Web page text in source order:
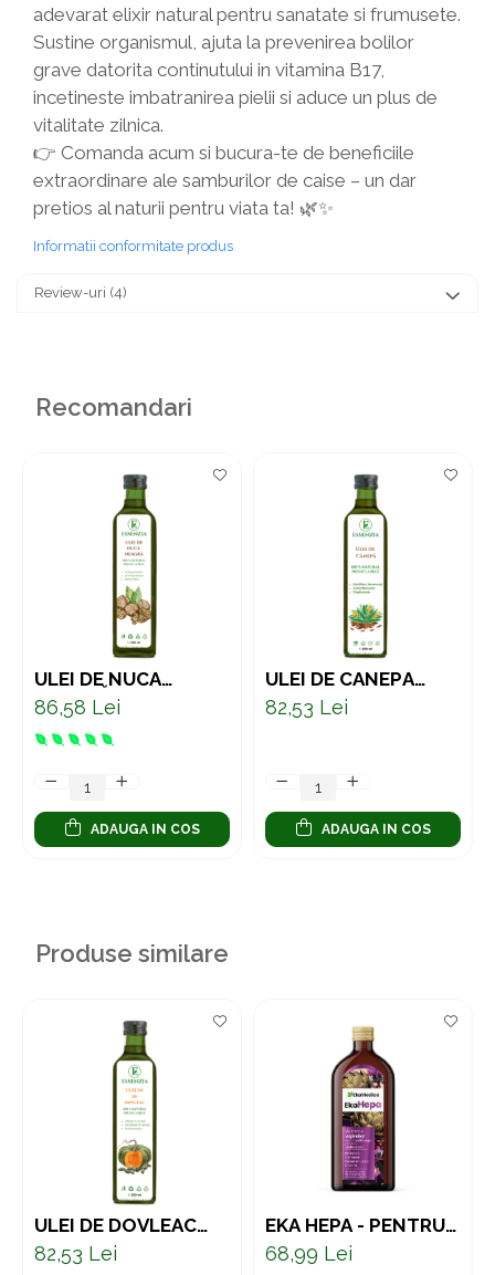
adevarat elixir natural pentru sanatate si frumusete.
Sustine organismul, ajuta la prevenirea bolilor
grave datorita continutului in vitamina B17,
incetineste imbatranirea pielii si aduce un plus de
vitalitate zilnica.
👉 Comanda acum si bucura-te de beneficiile
extraordinare ale samburilor de caise – un dar
pretios al naturii pentru viata ta! 🌿✨
Informatii conformitate produs
Review-uri (4)
Recomandari
ULEI DE NUCĂ
NEAGRĂ PRESAT LA
RECE – SUPORT
NATURAL PENTRU
DIGESTIE 250 ML
86,58 Lei
ADAUGA IN COS
ULEI DE CÂNEPĂ
PRESAT LA RECE –
SURSĂ NATURALĂ DE
82,53 Lei
ADAUGA IN COS
Produse similare
ULEI DE DOVLEAC
PRESAT LA RECE –
SUPORT NATURAL
82,53 Lei
EKA HEPA - PENTRU
SUSȚINEREA
FICATULUI 500 ML
68,99 Lei